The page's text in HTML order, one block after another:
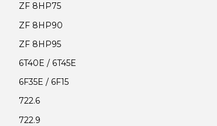
ZF 8HP75
ZF 8HP90
ZF 8HP95
6T40E / 6T45E
6F35E / 6F15
722.6
722.9